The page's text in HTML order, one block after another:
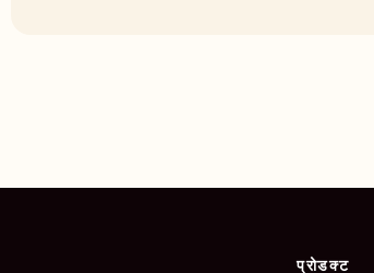
प्रोडक्ट